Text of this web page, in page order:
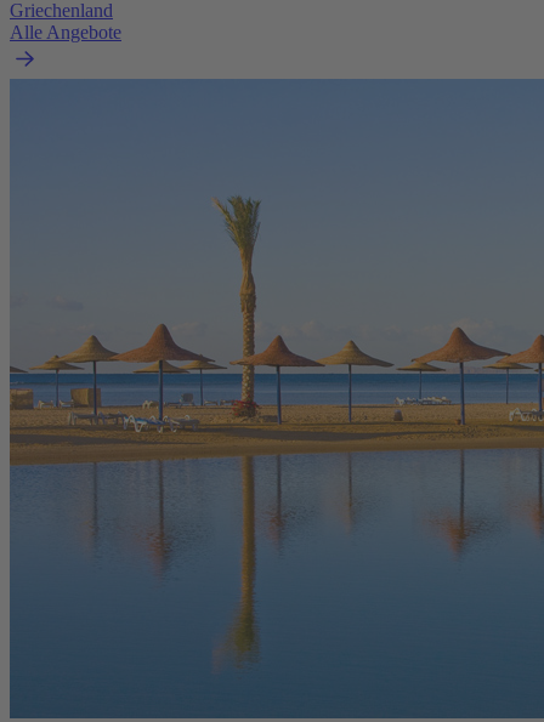
Griechenland
Alle Angebote